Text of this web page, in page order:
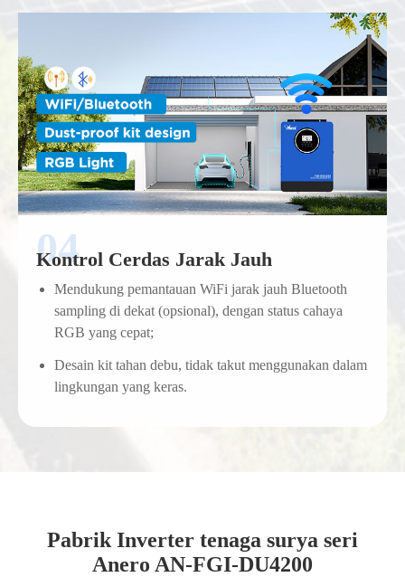
Kontrol Cerdas Jarak Jauh
Mendukung pemantauan WiFi jarak jauh Bluetooth
sampling di dekat (opsional), dengan status cahaya
RGB yang cepat;
Desain kit tahan debu, tidak takut menggunakan dalam
lingkungan yang keras.
Pabrik Inverter tenaga surya seri
Anero AN-FGI-DU4200